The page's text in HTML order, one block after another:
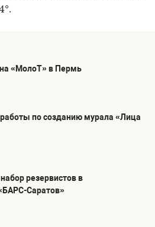
«МолоТ» в Пермь
по созданию мурала «Лица
резервистов в
Саратов»